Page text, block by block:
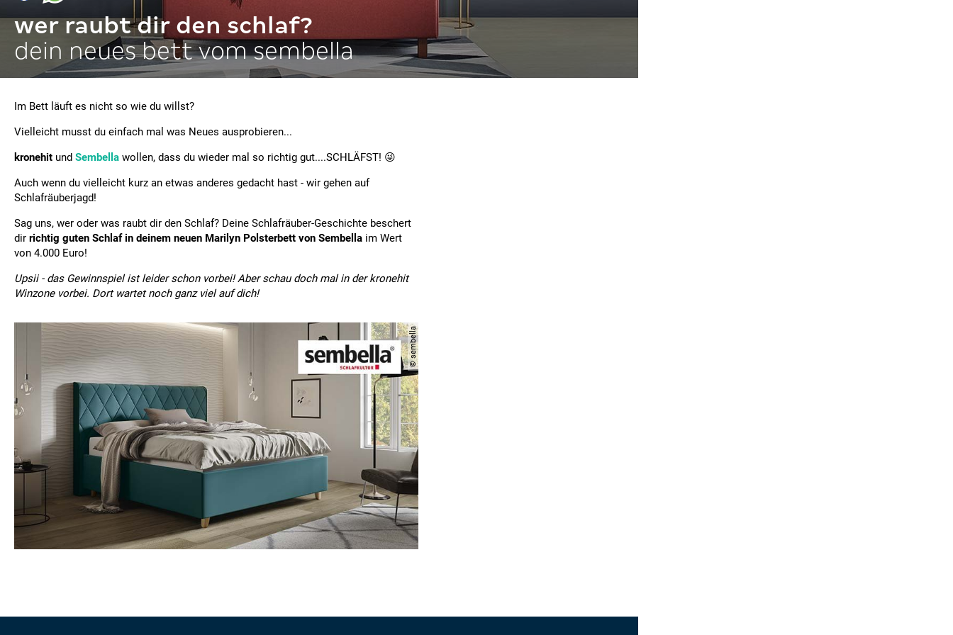
wer raubt dir den schlaf?
dein neues bett vom sembella
Im Bett läuft es nicht so wie du willst?
Vielleicht musst du einfach mal was Neues ausprobieren...
kronehit und Sembella wollen, dass du wieder mal so richtig gut....SCHLÄFST! 😜
Auch wenn du vielleicht kurz an etwas anderes gedacht hast - wir gehen auf
Schlafräuberjagd!
Sag uns, wer oder was raubt dir den Schlaf? Deine Schlafräuber-Geschichte beschert
dir richtig guten Schlaf in deinem neuen Marilyn Polsterbett von Sembella im Wert
von 4.000 Euro!
Upsii - das Gewinnspiel ist leider schon vorbei! Aber schau doch mal in der kronehit
Winzone vorbei. Dort wartet noch ganz viel auf dich!
© sembella